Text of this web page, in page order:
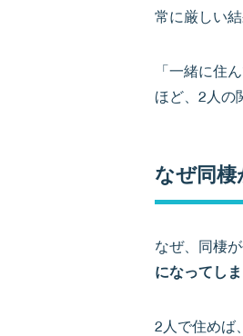
常に厳しい
「一緒に住
ほど、2人の
なぜ同棲
なぜ、同棲
になってしま
2人で住めば